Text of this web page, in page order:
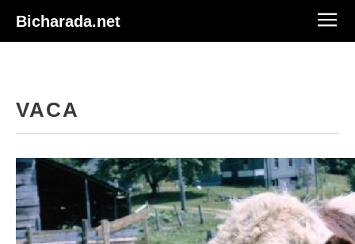
Bicharada.net
VACA